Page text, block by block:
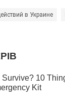
в Украине